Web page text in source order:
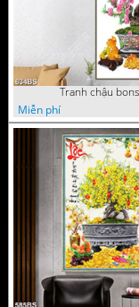
Miễn phí